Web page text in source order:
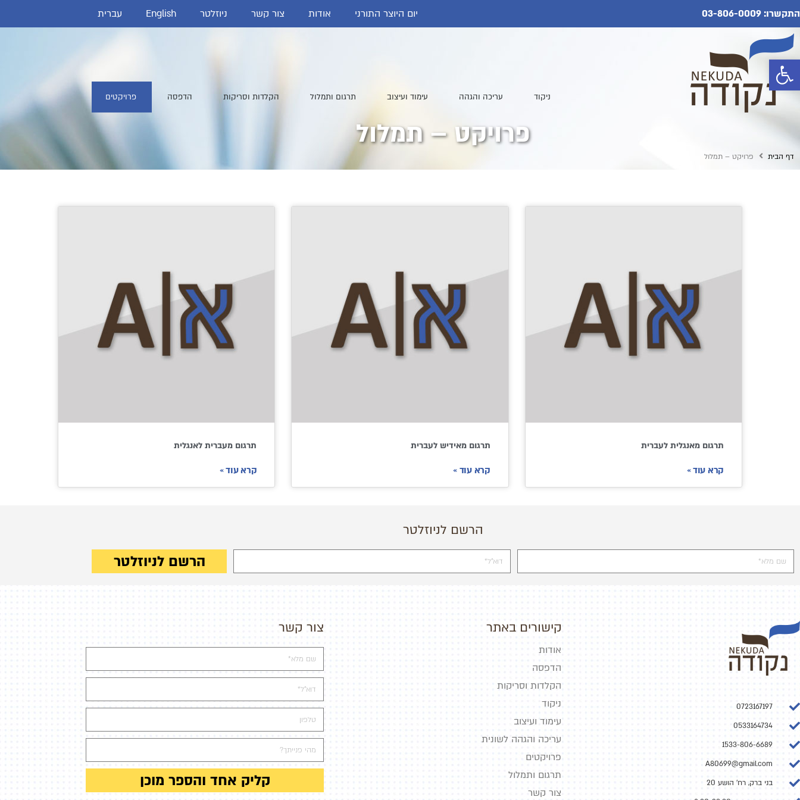
פתח סרגל נגישות
התקשרו: 03-806-0009 יום היוצר התורני אודות צור קשר ניוזלטר English עברית
ניקוד עריכה והגהה עימוד ועיצוב תרגום ותמלול הקלדות וסריקות הדפסה פרויקטים
פרויקט – תמלול
דף הבית פרויקט – תמלול
תרגום מאנגלית לעברית
קרא עוד »
תרגום מאידיש לעברית
קרא עוד »
תרגום מעברית לאנגלית
קרא עוד »
הרשם לניוזלטר
הרשם לניוזלטר
0723167197
0533164734
1533-806-6689
A80699@gmail.com
בני ברק, רח' הושע 20
קישורים באתר
אודות
הדפסה
הקלדות וסריקות
ניקוד
עימוד ועיצוב
עריכה והגהה לשונית
פרויקטים
תרגום ותמלול
צור קשר
צור קשר
קליק אחד והספר מוכן